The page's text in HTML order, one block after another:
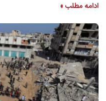
ادامه مطلب »